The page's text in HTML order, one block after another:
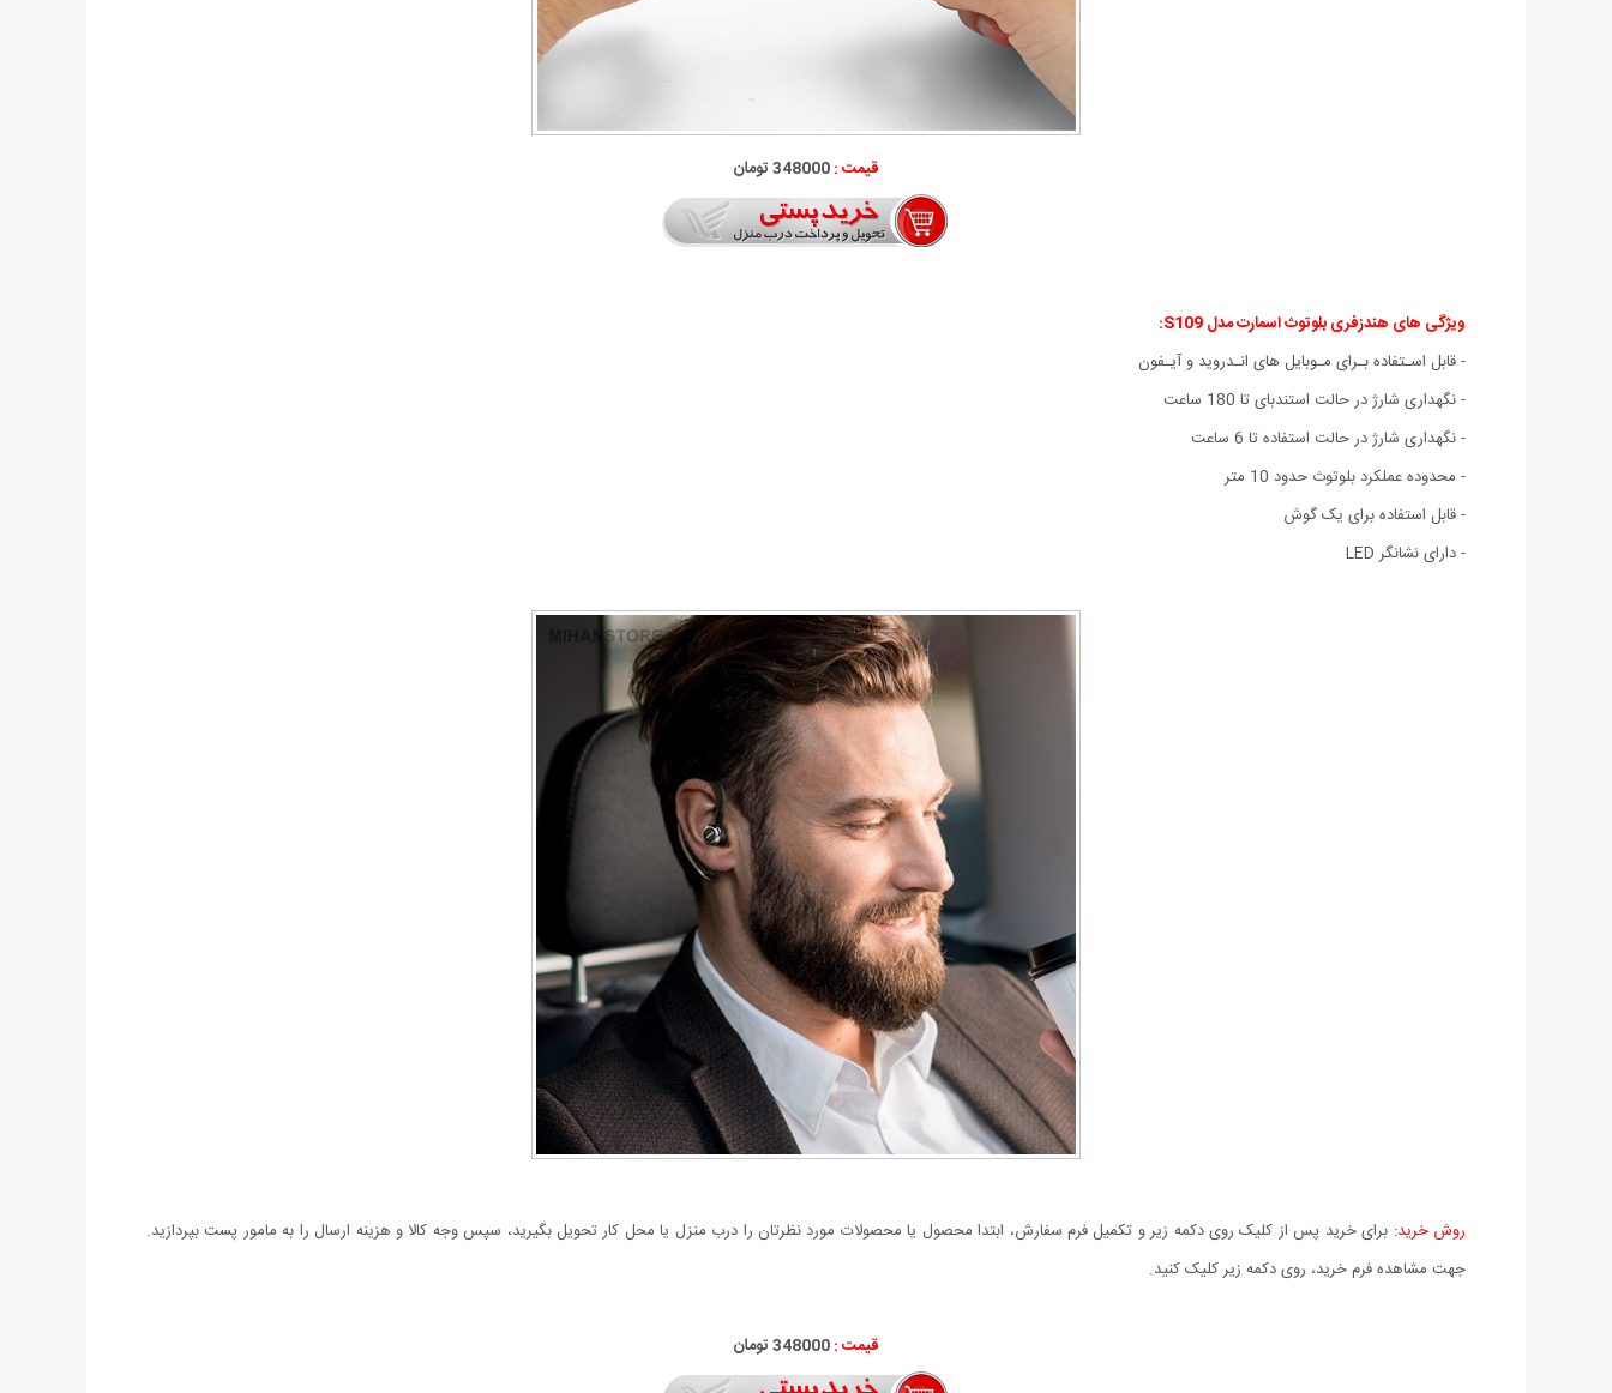
قیمت :348000 تومان
ویژگی های هندزفری بلوتوث اسمارت مدل S109:
- قابل اسـتفاده بـرای مـوبایل های انـدروید و آیـفون
- نگهداری شارژ در حالت استندبای تا 180 ساعت
- نگهداری شارژ در حالت استفاده تا 6 ساعت
- محدوده عملکرد بلوتوث حدود 10 متر
- قابل استفاده برای یک گوش
- دارای نشانگر LED
روش خرید: برای خرید پس از کلیک روی دکمه زیر و تکمیل فرم سفارش، ابتدا محصول یا محصولات مورد نظرتان را درب منزل یا محل کار تحویل بگیرید، سپس وجه کالا و هزینه ارسال را به مامور پست بپردازید.
جهت مشاهده فرم خرید، روی دکمه زیر کلیک کنید.
قیمت :348000 تومان